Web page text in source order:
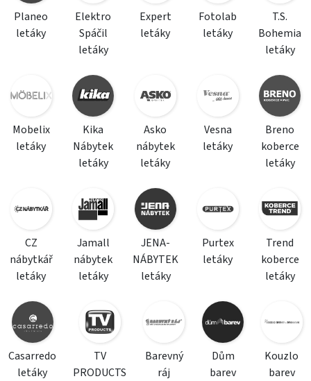
Planeo
letáky
Elektro
Spáčil
letáky
Expert
letáky
Fotolab
letáky
T.S.
Bohemia
letáky
Mobelix
letáky
Kika
Nábytek
letáky
Asko
nábytek
letáky
Vesna
letáky
Breno
koberce
letáky
CZ
nábytkář
letáky
Jamall
nábytek
letáky
JENA-
NÁBYTEK
letáky
Purtex
letáky
Trend
koberce
letáky
Casarredo
letáky
TV
PRODUCTS
Barevný
ráj
Dům
barev
Kouzlo
barev